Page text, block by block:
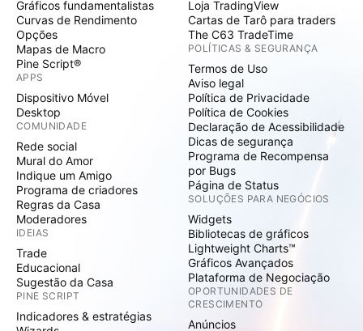
Gráficos fundamentalistas
Curvas de Rendimento
Opções
Mapas de Macro
Pine Script®
APPS
Dispositivo Móvel
Desktop
COMUNIDADE
Rede social
Mural do Amor
Indique um Amigo
Programa de criadores
Regras da Casa
Moderadores
IDEIAS
Trade
Educacional
Sugestão da Casa
PINE SCRIPT
Indicadores & estratégias
Loja TradingView
Cartas de Tarô para traders
The C63 TradeTime
POLÍTICAS & SEGURANÇA
Termos de Uso
Aviso legal
Política de Privacidade
Política de Cookies
Declaração de Acessibilidade
Dicas de segurança
Programa de Recompensa
por Bugs
Página de Status
SOLUÇÕES PARA NEGÓCIOS
Widgets
Bibliotecas de gráficos
Lightweight Charts™
Gráficos Avançados
Plataforma de Negociação
OPORTUNIDADES DE
CRESCIMENTO
Anúncios